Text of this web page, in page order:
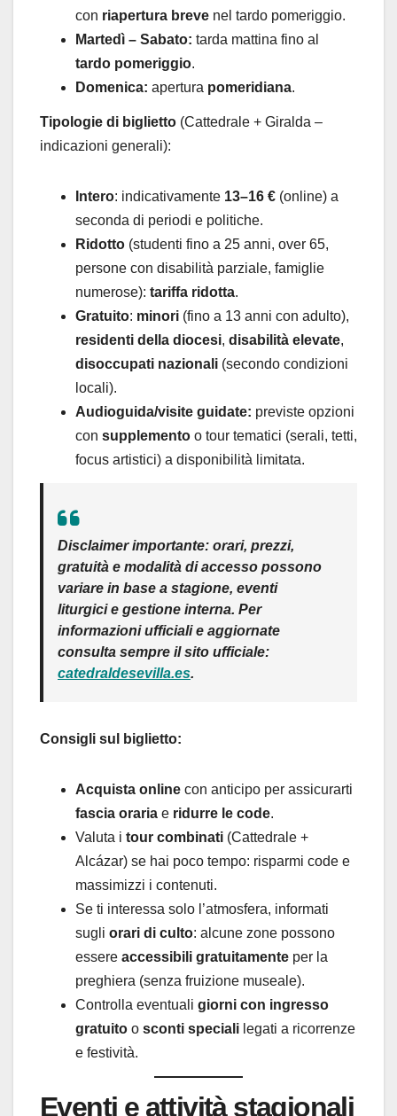
con riapertura breve nel tardo pomeriggio.
Martedì – Sabato: tarda mattina fino al
tardo pomeriggio.
Domenica: apertura pomeridiana.
Tipologie di biglietto (Cattedrale + Giralda –
indicazioni generali):
Intero: indicativamente 13–16 € (online) a
seconda di periodi e politiche.
Ridotto (studenti fino a 25 anni, over 65,
persone con disabilità parziale, famiglie
numerose): tariffa ridotta.
Gratuito: minori (fino a 13 anni con adulto),
residenti della diocesi, disabilità elevate,
disoccupati nazionali (secondo condizioni
locali).
Audioguida/visite guidate: previste opzioni
con supplemento o tour tematici (serali, tetti,
focus artistici) a disponibilità limitata.
Disclaimer importante: orari, prezzi,
gratuità e modalità di accesso possono
variare in base a stagione, eventi
liturgici e gestione interna. Per
informazioniufficiali e aggiornate
consulta sempre ilsito ufficiale:
catedraldesevilla.es.
Consigli sul biglietto:
Acquista online con anticipo per assicurarti
fascia oraria e ridurre le code.
Valuta i tour combinati (Cattedrale +
Alcázar) se hai poco tempo: risparmi code e
massimizzi i contenuti.
Se ti interessa solo l’atmosfera, informati
sugli orari di culto: alcune zone possono
essere accessibili gratuitamente per la
preghiera (senza fruizione museale).
Controlla eventuali giorni con ingresso
gratuito o sconti speciali legati a ricorrenze
e festività.
Eventi e attività stagionali